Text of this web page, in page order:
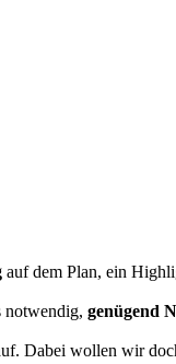
auf dem Plan, ein
notwendig, genügend
Dabei wollen wir